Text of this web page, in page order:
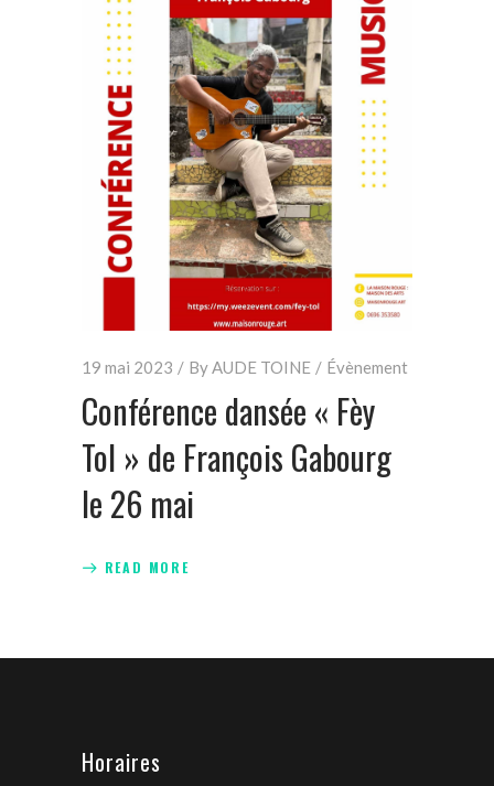
19 mai 2023 ByAUDE TOINE Évènement
Conférence dansée « Fèy
Tol » de François Gabourg
le 26 mai
READ MORE
Horaires